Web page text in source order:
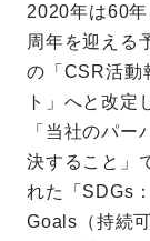
2020年は60
周年を迎える
の「CSR活動
ト」へと改定
「当社のパ
決すること」
れた「SDGs
Goals（持続